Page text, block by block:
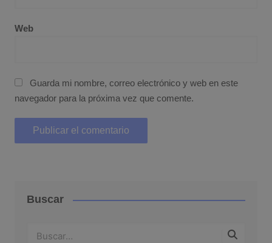
Web
Guarda mi nombre, correo electrónico y web en este
navegador para la próxima vez que comente.
Buscar